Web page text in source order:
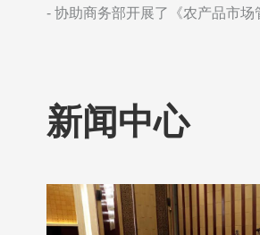
- 协助商务部开展了《农产品市
新闻中心